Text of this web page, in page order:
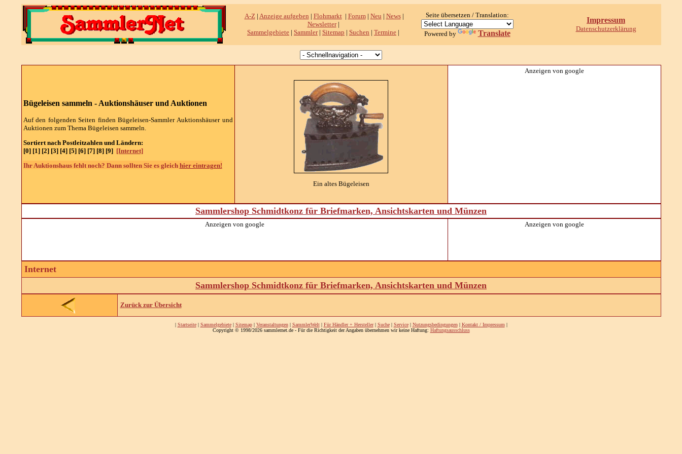
A-Z| Anzeige aufgeben | Flohmarkt| Forum| Neu | News|
Newsletter|
Sammelgebiete | Sammler| Sitemap | Suchen | Termine |
Seite übersetzen / Translation:
Powered by Translate
Impressum
Datenschutzerklärung
Bügeleisen sammeln - Auktionshäuser und Auktionen
Auf den folgenden Seiten findenBügeleisen-Sammler Auktionshäuser und
Auktionen zum Thema Bügeleisen sammeln.
Sortiert nach Postleitzahlen und Ländern:
[0] [1] [2] [3] [4] [5] [6] [7] [8] [9] [Internet]
Ihr Auktionshaus fehlt noch? Dann sollten Sie es gleich hier eintragen!
Ein altes Bügeleisen
Anzeigen von google
Sammlershop Schmidtkonz für Briefmarken, Ansichtskarten und Münzen
Anzeigen von google Anzeigen von google
Internet
Sammlershop Schmidtkonz für Briefmarken, Ansichtskarten und Münzen
Zurück zur Übersicht
| Startseite| Sammelgebiete| Sitemap| Veranstaltungen| SammlerWelt| Für Händler + Hersteller| Suche| Service| Nutzungsbedingungen| Kontakt / Impressum |
Copyright © 1998/2026 sammlernet.de - Für die Richtigkeit der Angaben übernehmen wir keine Haftung: Haftungsausschluss